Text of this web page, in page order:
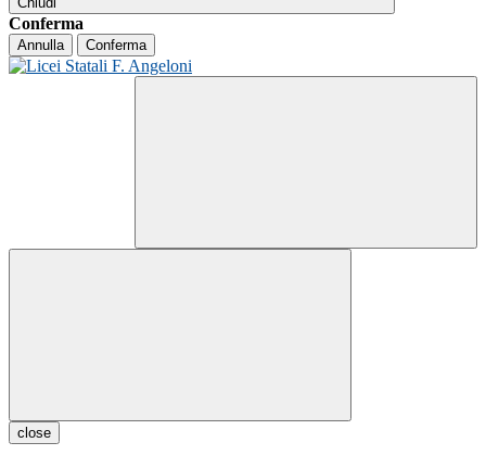
Conferma
Annulla Conferma
close